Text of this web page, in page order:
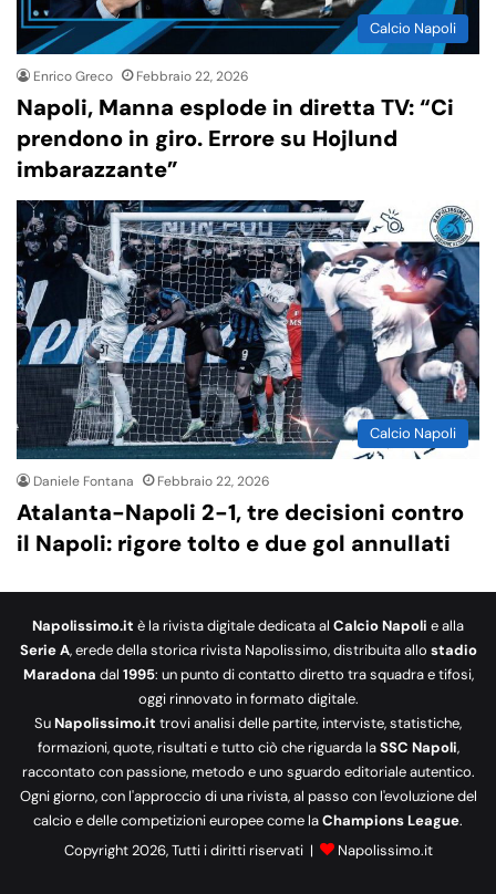
Calcio Napoli
Enrico Greco Febbraio 22, 2026
Napoli, Manna esplode in diretta TV: “Ci
prendono in giro. Errore su Hojlund
imbarazzante”
Calcio Napoli
Daniele Fontana Febbraio 22, 2026
Atalanta-Napoli 2-1, tre decisioni contro
il Napoli: rigore tolto e due gol annullati
Napolissimo.it è la rivista digitale dedicata al Calcio Napoli e alla
Serie A, erede della storica rivista Napolissimo, distribuita allo stadio
Maradona dal 1995: un punto di contatto diretto tra squadra e tifosi,
oggi rinnovato in formato digitale.
SuNapolissimo.it trovi analisi delle partite, interviste, statistiche,
formazioni, quote, risultati e tutto ciò che riguarda laSSC Napoli,
raccontato con passione, metodo e uno sguardo editoriale autentico.
Ogni giorno, con l'approccio di una rivista, al passo con l'evoluzione del
calcio e delle competizioni europee come laChampions League.
Copyright 2026, Tutti i diritti riservati |
Napolissimo.it